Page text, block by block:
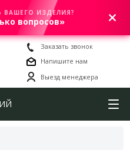
0
Заказать звонок
Напишите нам
Выезд менеджера
ИЗДЕЛИЯ?
вопросов»